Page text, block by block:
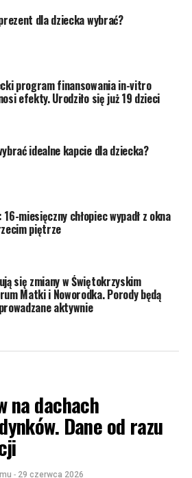
dla dziecka wybrać?
program finansowania in-vitro
efekty. Urodziło się już 19 dzieci
idealne kapcie dla dziecka?
16-miesięczny chłopiec wypadł z okna
piętrze
się zmiany w Świętokrzyskim
Matki i Noworodka. Porody będą
aktywnie
na dachach
Dane od razu
- 29 czerwca 2026